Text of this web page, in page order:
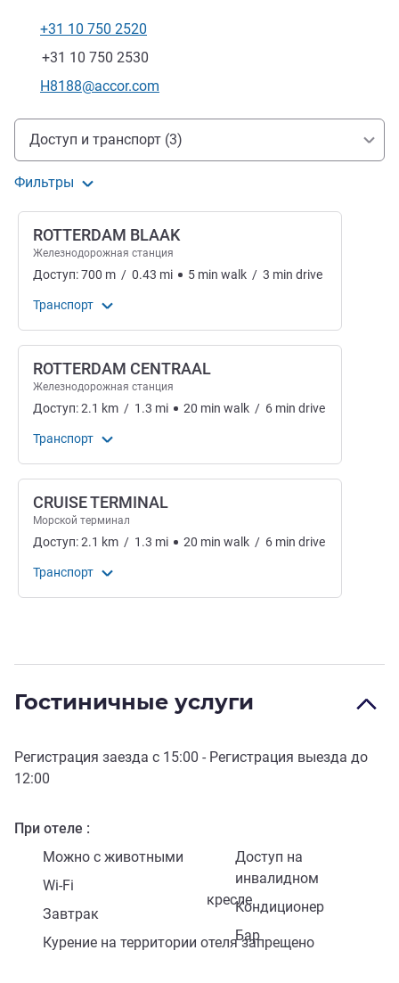
Телефон
+31 10 750 2520
Факс
+31 10 750 2530
Контактный адрес электронной почты
H8188@accor.com
Доступ и транспорт
Доступ и транспорт (3)
Фильтры
ROTTERDAM BLAAK
Железнодорожная станция
Доступ:700 m / 0.43 mi 5 min walk / 3 min drive
Транспорт
ROTTERDAM CENTRAAL
Железнодорожная станция
Доступ:2.1 km / 1.3 mi 20 min walk / 6 min drive
Транспорт
CRUISE TERMINAL
Морской терминал
Доступ:2.1 km / 1.3 mi 20 min walk / 6 min drive
Транспорт
Гостиничные услуги
Регистрация заезда с 15:00 - Регистрация выезда до
12:00
При отеле
Можно с животными
Доступ на
инвалидном
кресле
Wi-Fi
Кондиционер
Завтрак
Бар
Курение на территории отеля запрещено